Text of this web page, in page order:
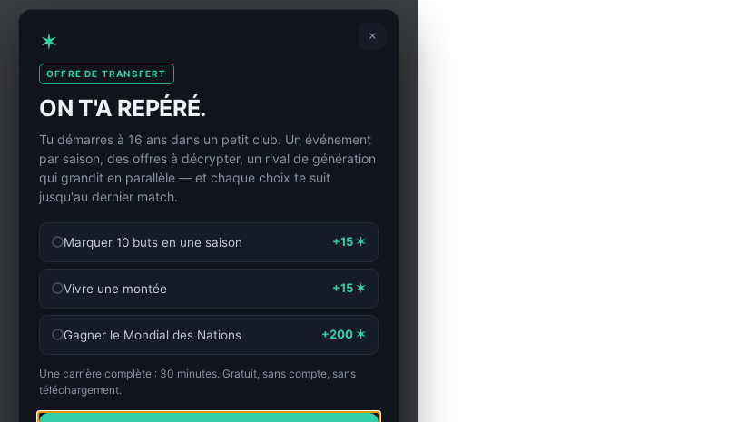
×
✶
OFFRE DE TRANSFERT
ON T'A REPÉRÉ.
Tu démarres à 16 ans dans un petit club. Un événement
par saison, des offres à décrypter, un rival de génération
qui grandit en parallèle — et chaque choix te suit
jusqu'au dernier match.
Marquer 10 buts en une saison +15 ✶
Vivre une montée +15 ✶
Gagner le Mondial des Nations +200 ✶
Une carrière complète : 30 minutes. Gratuit, sans compte, sans
téléchargement.